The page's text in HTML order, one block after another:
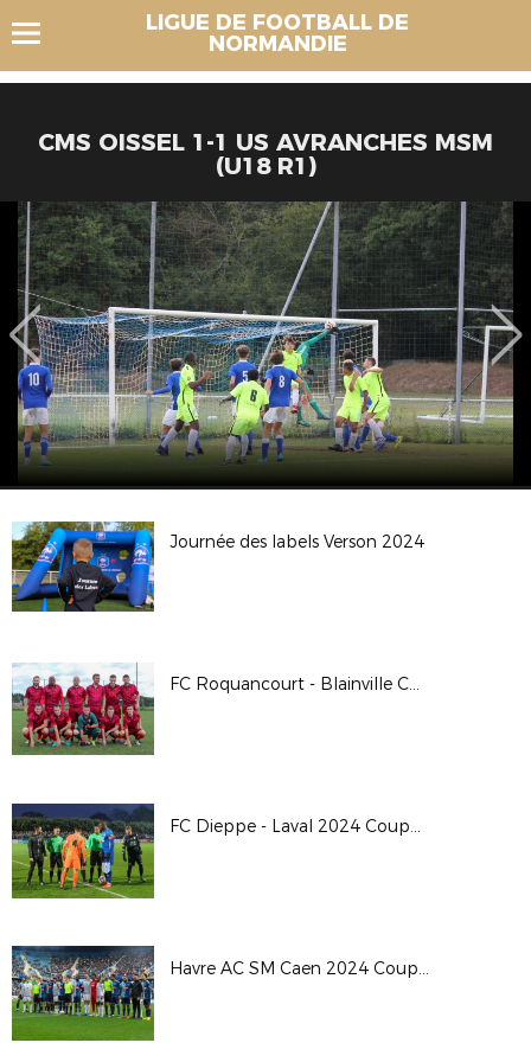
LIGUE DE FOOTBALL DE
NORMANDIE
CMS OISSEL 1-1 US AVRANCHES MSM
(U18 R1)
Journée des labels Verson 2024
FC Roquancourt - Blainville Coupe de France 24/25
FC Dieppe - Laval 2024 Coupe de France
Havre AC SM Caen 2024 Coupe de France